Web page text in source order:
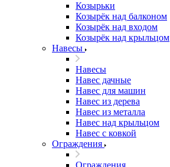
Козырьки
Козырёк над балконом
Козырёк над входом
Козырёк над крыльцом
Навесы
Навесы
Навес дачные
Навес для машин
Навес из дерева
Навес из металла
Навес над крыльцом
Навес с ковкой
Ограждения
Ограждения